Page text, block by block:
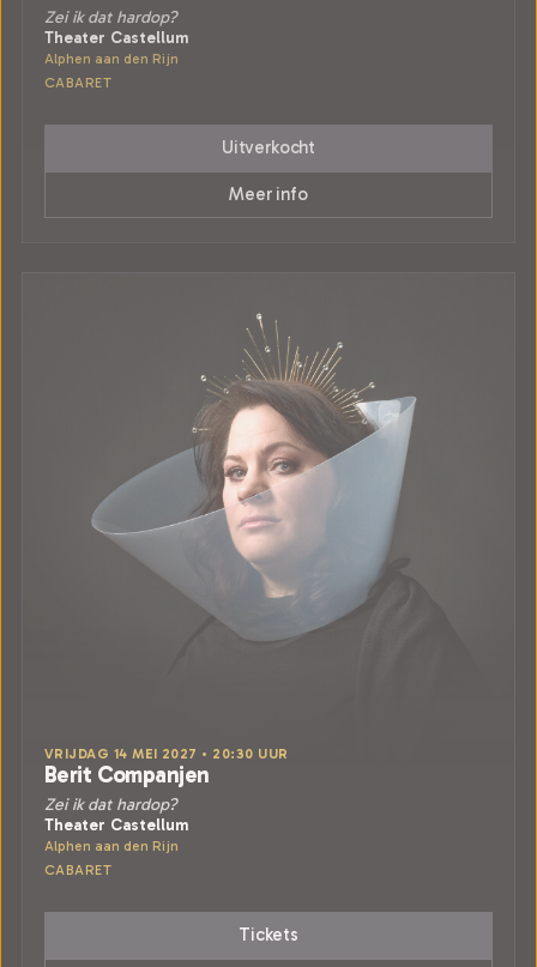
Zei ik dat hardop?
Theater Castellum
Alphen aan den Rijn
CABARET
Uitverkocht
Meer info
VRIJDAG 14 MEI 2027 • 20:30 UUR
Berit Companjen
Zei ik dat hardop?
Theater Castellum
Alphen aan den Rijn
CABARET
Tickets